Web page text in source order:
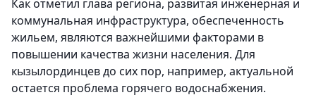
Как отметил глава региона, развитая инженерная и
коммунальная инфраструктура, обеспеченность
жильем, являются важнейшими факторами в
повышении качества жизни населения. Для
кызылординцев до сих пор, например, актуальной
остается проблема горячего водоснабжения.